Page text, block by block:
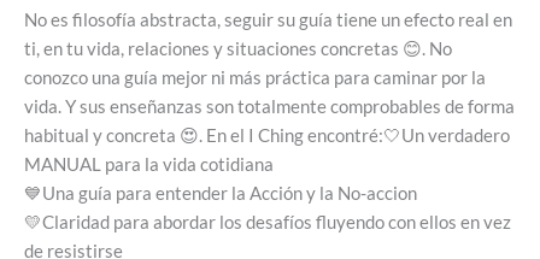
No es filosofía abstracta, seguir su guía tiene un efecto real en
ti, en tu vida, relaciones y situaciones concretas 😊. No
conozco una guía mejor ni más práctica para caminar por la
vida. Y sus enseñanzas son totalmente comprobables de forma
habitual y concreta 😍. En el I Ching encontré:🤍Un verdadero
MANUAL para la vida cotidiana
💙Una guía para entender la Acción y la No-accion
💛Claridad para abordar los desafíos fluyendo con ellos en vez
de resistirse